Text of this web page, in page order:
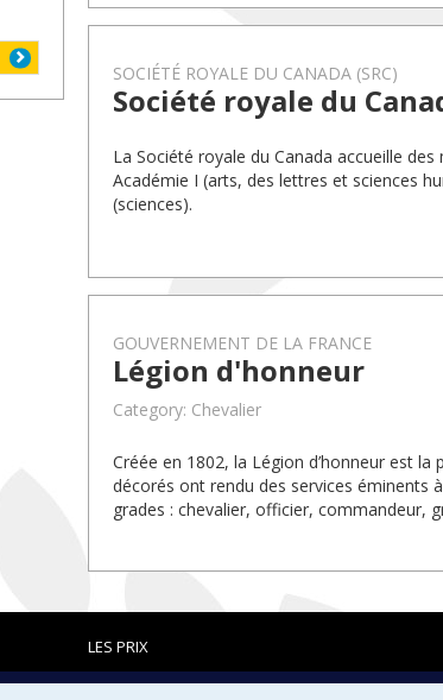
SOCIÉTÉ ROYALE DU CANADA (SRC)
Société royale du
La Société royale du Canada accueille
Académie I (arts, des lettres et sciences
(sciences).
GOUVERNEMENT DE LA FRANCE
Légion d'honneur
Category: Chevalier
Créée en 1802, la Légion d’honneur est
décorés ont rendu des services éminents
grades : chevalier, officier, commandeur,
LES PRIX